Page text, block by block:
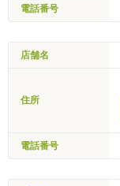
電話番号
店舗名
住所
電話番号